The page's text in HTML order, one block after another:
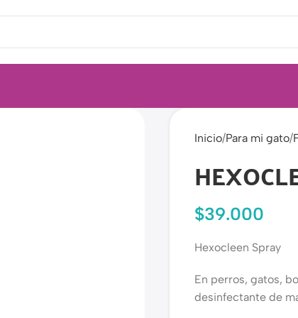
Inicio Para mi gato
$39.000
Hexocleen Spray
En perros, gatos,
desinfectante de